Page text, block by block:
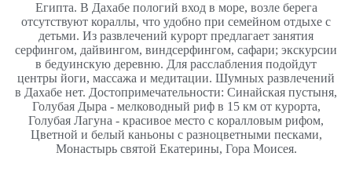
Египта. В Дахабе пологий вход в море, возле берега
отсутствуют кораллы, что удобно при семейном отдыхе с
детьми. Из развлечений курорт предлагает занятия
серфингом, дайвингом, виндсерфингом, сафари; экскурсии
в бедуинскую деревню. Для расслабления подойдут
центры йоги, массажа и медитации. Шумных развлечений
в Дахабе нет. Достопримечательности: Синайская пустыня,
Голубая Дыра - мелководный риф в 15 км от курорта,
Голубая Лагуна - красивое место с коралловым рифом,
Цветной и белый каньоны с разноцветными песками,
Монастырь святой Екатерины, Гора Моисея.